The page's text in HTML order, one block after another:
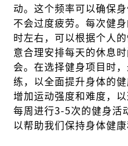
动。这个频率可以确保
不会过度疲劳。每次健
时左右，可以根据个人
意合理安排每天的休息
会。在选择健身项目时
练，以全面提升身体的
增加运动强度和难度，
每周进行3-5次的健身活
以帮助我们保持身体健康